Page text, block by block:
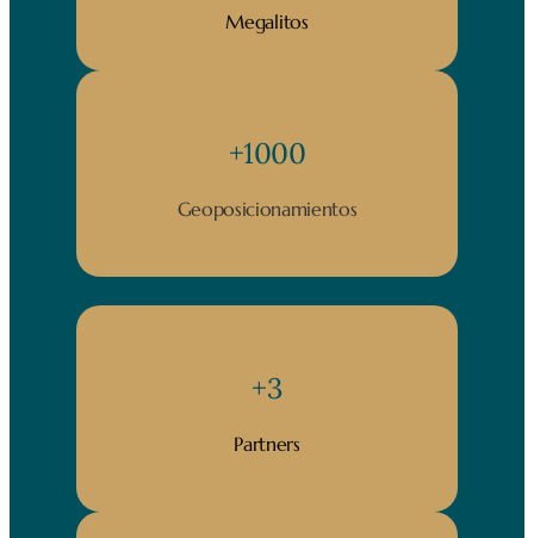
Megalitos
+1000
Geoposicionamientos
+3
Partners